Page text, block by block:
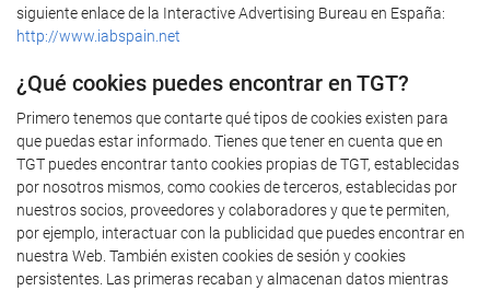
siguiente enlace de la Interactive Advertising Bureau en España:
http://www.iabspain.net
¿Qué cookies puedes encontrar en TGT?
Primero tenemos que contarte qué tipos de cookies existen para
que puedas estar informado. Tienes que tener en cuenta que en
TGT puedes encontrar tanto cookies propias de TGT, establecidas
por nosotros mismos, como cookies de terceros, establecidas por
nuestros socios, proveedores y colaboradores y que te permiten,
por ejemplo, interactuar con la publicidad que puedes encontrar en
nuestra Web. También existen cookies de sesión y cookies
persistentes. Las primeras recaban y almacenan datos mientras